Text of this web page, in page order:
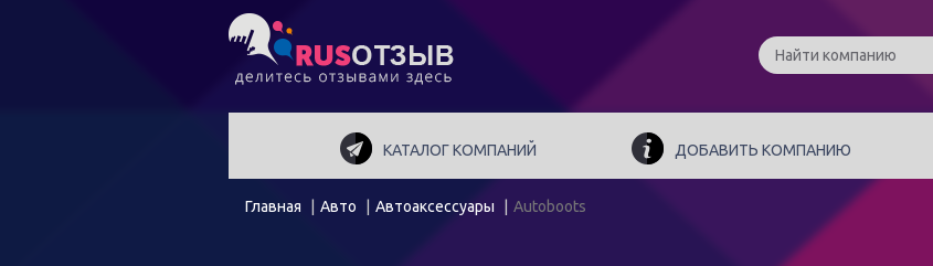
КАТАЛОГ КОМПАНИЙ ДОБАВИТЬ КОМПАНИЮ
Главная Авто Автоаксессуары Autoboots